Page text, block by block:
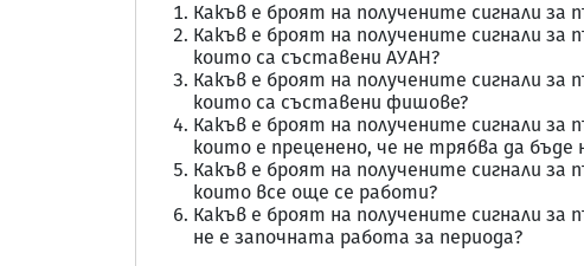
Какъв е броят на получените сигнали
Какъв е броят на получените сигнали
които са съставени АУАН?
Какъв е броят на получените сигнали
които са съставени фишове?
Какъв е броят на получените сигнали
които е преценено, че не трябва да бъде
Какъв е броят на получените сигнали
които все още се работи?
Какъв е броят на получените сигнали
не е започната работа за периода?